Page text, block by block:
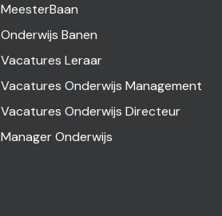
MeesterBaan
Onderwijs Banen
Vacatures Leraar
Vacatures Onderwijs Management
Vacatures Onderwijs Directeur
Manager Onderwijs